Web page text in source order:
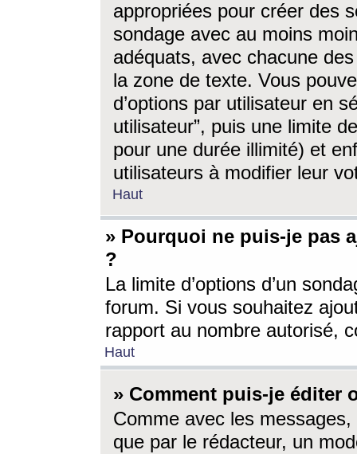
appropriées pour créer des
sondage avec au moins
adéquats, avec chacune
la zone de texte. Vous
d’options par utilisateur en
utilisateur”, puis une limite
pour une durée illimité) et
utilisateurs à modifier leur
Haut
» Pourquoi ne puis-je pas
?
La limite d’options d’un
forum. Si vous souhaitez
rapport au nombre autorisé,
Haut
» Comment puis-je éditer
Comme avec les
que par le rédacteur, un